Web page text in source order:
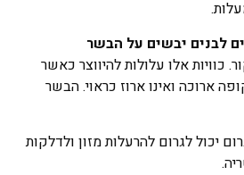
לבנים יבשים על הבשר
כוויות אלו עלולות להיווצר כאשר
ארוכה ואינו ארוז כראוי. הבשר
יכול לגרום להרעלות מזון ולדלקות